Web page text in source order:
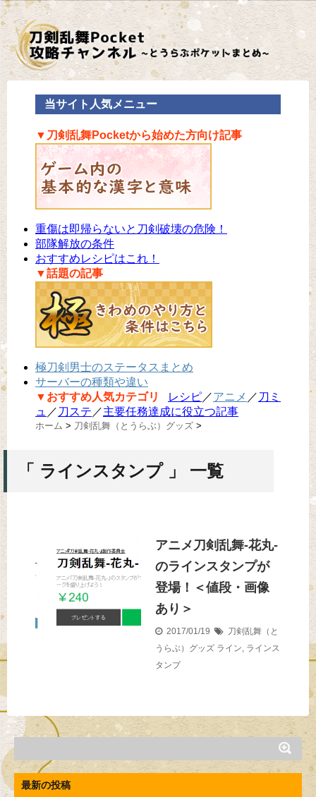
当サイト人気メニュー
▼刀剣乱舞Pocketから始めた方向け記事
重傷は即帰らないと刀剣破壊の危険！
部隊解放の条件
おすすめレシピはこれ！
▼話題の記事
極刀剣男士のステータスまとめ
サーバーの種類や違い
▼おすすめ人気カテゴリ
レシピ／アニメ ／ 刀ミ
ュ ／ 刀ステ ／主要任務達成に役立つ記事
ホーム > 刀剣乱舞（とうらぶ）グッズ >
「 ラインスタンプ 」 一覧
アニメ刀剣乱舞-花丸-
のラインスタンプが
登場！＜値段・画像
あり＞
2017/01/19
刀剣乱舞（と
うらぶ）グッズ ライン, ラインス
タンプ
最新の投稿